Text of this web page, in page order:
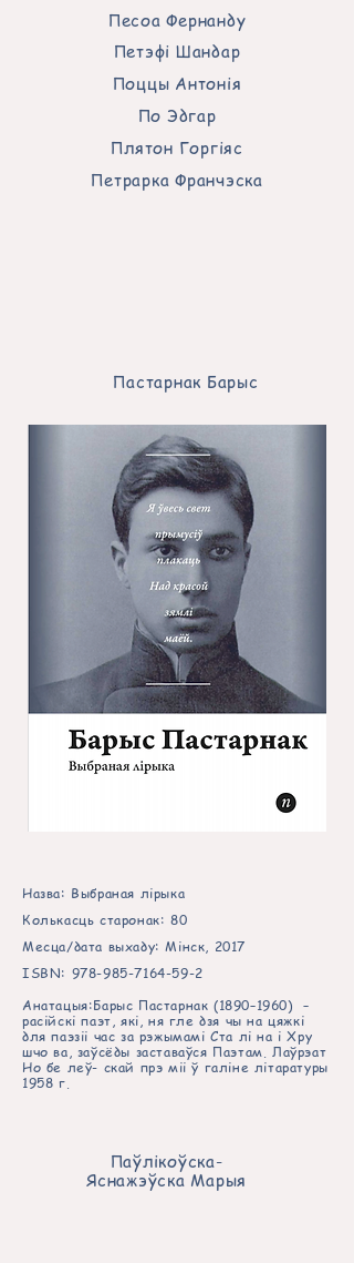
Песоа Фернанду
Петэфі Шандар
Поццы Антонія
По Эдгар
Плятон Горгіяс
Петрарка Франчэска
Пастарнак ​Барыс
Назва: Выбраная лірыка
Колькасць старонак: 80
Месца/дата выхаду: Мінск, 2017
ISBN: 978-985-7164-59-2
Анатацыя:Барыс Пастарнак (1890–1960) –
расійскі паэт, які, ня гле дзя чы на цяжкі
для паэзіі час за рэжымамі Ста лі на і Хру
шчо ва, заўсёды заставаўся Паэтам. Лаўрэат
Но бе леў- скай прэ міі ў галіне літаратуры
1958 г.
Паўлікоўска-
Яснажэўска Марыя